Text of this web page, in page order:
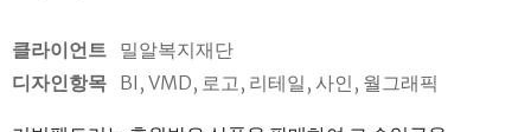
클라이언트 밀알복지재단
디자인항목 BI, VMD, 로고, 리테일, 사인, 월그래픽